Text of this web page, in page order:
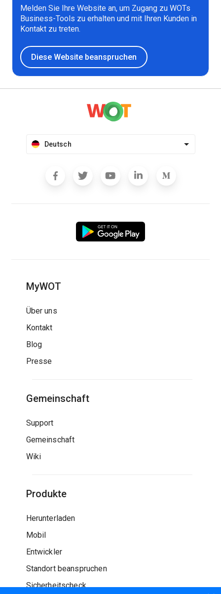
Melden Sie Ihre Website an, um Zugang zu WOTs
Business-Tools zu erhalten und mit Ihren Kunden in
Kontakt zu treten.
Diese Website beanspruchen
Deutsch
MyWOT
Über uns
Kontakt
Blog
Presse
Gemeinschaft
Support
Gemeinschaft
Wiki
Produkte
Herunterladen
Mobil
Entwickler
Standort beanspruchen
Sicherheitscheck